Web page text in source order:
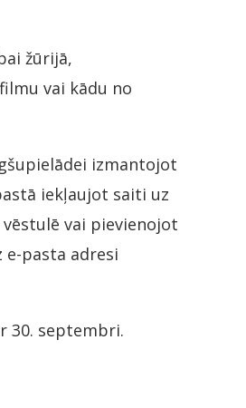
žūrijā,
vai kādu no
izmantojot
iekļaujot saiti uz
vai pievienojot
pasta adresi
30. septembri.